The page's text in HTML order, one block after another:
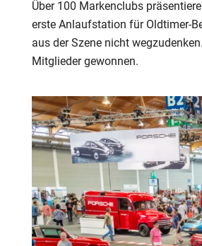
Über 100 Markenclubs
erste Anlaufstation für Oldtimer-
aus der Szene nicht
Mitglieder gewonnen.